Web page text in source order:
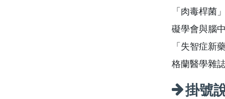
「肉毒桿菌
礙學會與腦
「失智症新
格蘭醫學雜
掛號